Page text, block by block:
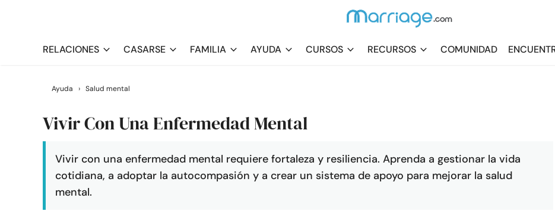
RELACIONES CASARSE FAMILIA AYUDA CURSOS RECURSOS COMUNIDAD
Ayuda › Salud mental
Vivir Con Una Enfermedad Mental
Vivir con una enfermedad mental requiere fortaleza y resiliencia. Aprenda a gestionar la vida
cotidiana, a adoptar la autocompasión y a crear un sistema de apoyo para mejorar la salud
mental.